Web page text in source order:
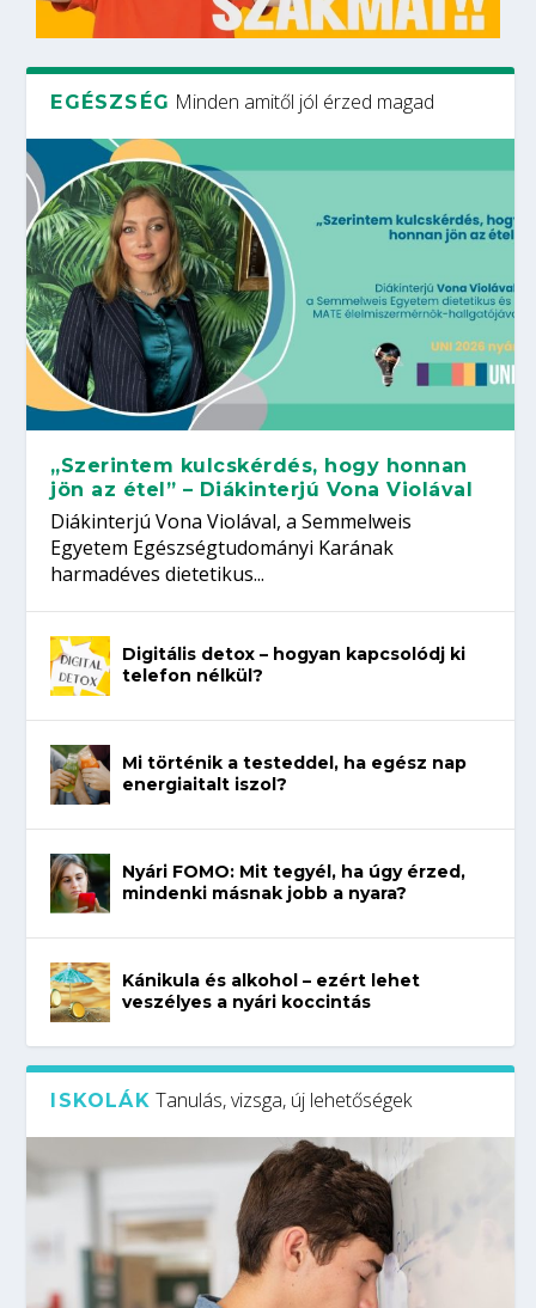
EGÉSZSÉG Minden amitől jól érzed magad
„Szerintem kulcskérdés, hogy honnan
jön az étel” – Diákinterjú Vona Violával
Diákinterjú Vona Violával, a Semmelweis
Egyetem Egészségtudományi Karának
harmadéves dietetikus...
Digitális detox – hogyan kapcsolódj ki
telefon nélkül?
Mi történik a testeddel, ha egész nap
energiaitalt iszol?
Nyári FOMO: Mit tegyél, ha úgy érzed,
mindenki másnak jobb a nyara?
Kánikula és alkohol – ezért lehet
veszélyes a nyári koccintás
ISKOLÁK Tanulás, vizsga, új lehetőségek